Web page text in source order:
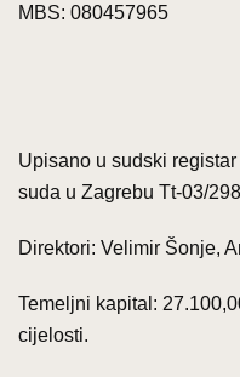
MBS: 080457965
Upisano u sudski
suda u Zagrebu Tt-03/
Direktori: Velimir Šonje,
Temeljni kapital:
cijelosti.